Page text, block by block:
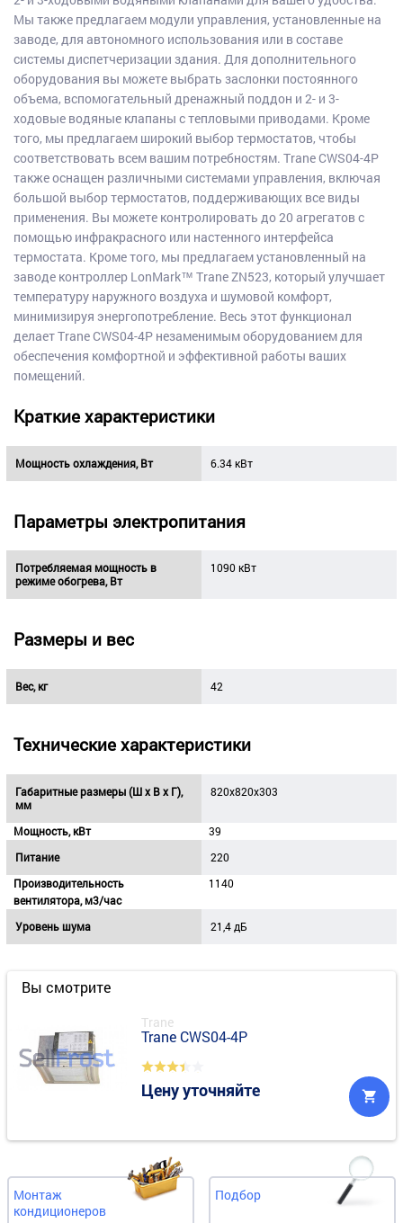
Мы также предлагаем модули управления, установленные на
заводе, для автономного использования или в составе
системы диспетчеризации здания. Для дополнительного
оборудования вы можете выбрать заслонки постоянного
объема, вспомогательный дренажный поддон и 2- и 3-
ходовые водяные клапаны с тепловыми приводами. Кроме
того, мы предлагаем широкий выбор термостатов, чтобы
соответствовать всем вашим потребностям. Trane CWS04-4P
также оснащен различными системами управления, включая
большой выбор термостатов, поддерживающих все виды
применения. Вы можете контролировать до 20 агрегатов с
помощью инфракрасного или настенного интерфейса
термостата. Кроме того, мы предлагаем установленный на
заводе контроллер LonMark™ Trane ZN523, который улучшает
температуру наружного воздуха и шумовой комфорт,
минимизируя энергопотребление. Весь этот функционал
делает Trane CWS04-4P незаменимым оборудованием для
обеспечения комфортной и эффективной работы ваших
помещений.
Краткие характеристики
Мощность охлаждения, Вт 6.34 кВт
Параметры электропитания
Потребляемая мощность в
режиме обогрева, Вт
1090 кВт
Размеры и вес
Вес, кг 42
Технические характеристики
Габаритные размеры (Ш х В х Г),
мм
820x820x303
Мощность, кВт
39
Питание
220
Производительность
вентилятора, м3/час
1140
Уровень шума 21,4 дБ
Вы смотрите
Trane
Trane CWS04-4P
Цену уточняйте
Монтаж
кондиционеров
Подбор